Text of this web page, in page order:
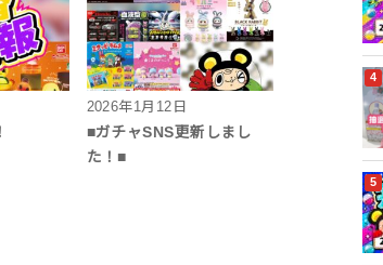
2026年1月12日
■ガチャSNS更新しまし
た！■